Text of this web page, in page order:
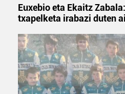
Euxebio eta Ekaitz
txapelketa irabazi duten